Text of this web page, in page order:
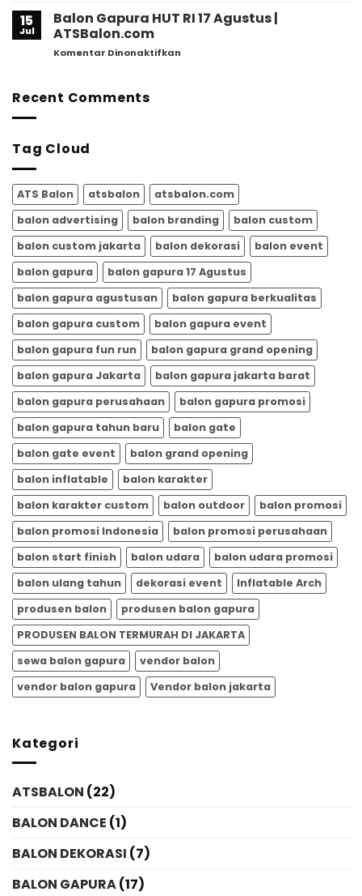
Semakin
ATSBALON.COM
Gapura
untuk
15
Jul
Balon Gapura HUT RI 17 Agustus |
ATSBalon.com
Komentar Dinonaktifkan
Recent Comments
Tag Cloud
ATS Balon atsbalon
atsbalon.com
balon advertising
balon branding
balon custom
balon custom jakarta
balon dekorasi
balon event
balon gapura
balon gapura 17 Agustus
balon gapura agustusan
balon gapura berkualitas
balon gapura custom
balon gapura event
balon gapura fun run
balon gapura grand opening
balon gapura Jakarta
balon gapura jakarta barat
balon gapura perusahaan
balon gapura promosi
balon gapura tahun baru
balon gate
balon gate event
balon grand opening
balon inflatable
balon karakter
balon karakter custom
balon outdoor
balon promosi
balon promosi Indonesia
balon promosi perusahaan
balon start finish
balon udara
balon udara promosi
balon ulang tahun
dekorasi event
Inflatable Arch
produsen balon
produsen balon gapura
PRODUSEN BALON TERMURAH DI JAKARTA
sewa balon gapura
vendor balon
vendor balon gapura
Vendor balon jakarta
Kategori
ATSBALON (22)
BALON DANCE (1)
BALON DEKORASI (7)
BALON GAPURA(17)